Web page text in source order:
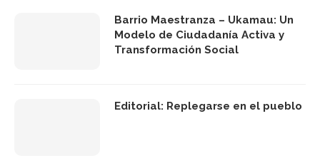
Barrio Maestranza – Ukamau: Un
Modelo de Ciudadanía Activa y
Transformación Social
Editorial: Replegarse en el pueblo